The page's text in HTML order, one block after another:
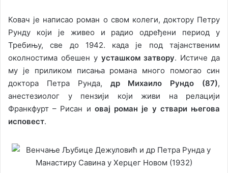
Ковач је написао роман о свом колеги, доктору Петру
Рунду који је живео и радио одређени период у
Требињу, све до 1942. када је под тајанственим
околностима обешен у усташком затвору. Истиче да
му је приликом писања романа много помогао син
доктора Петра Рунда, др Михаило Рундо (87),
анестезиолог у пензији који живи на релацији
Франкфурт – Рисан и овај роман је у ствари његова
исповест.